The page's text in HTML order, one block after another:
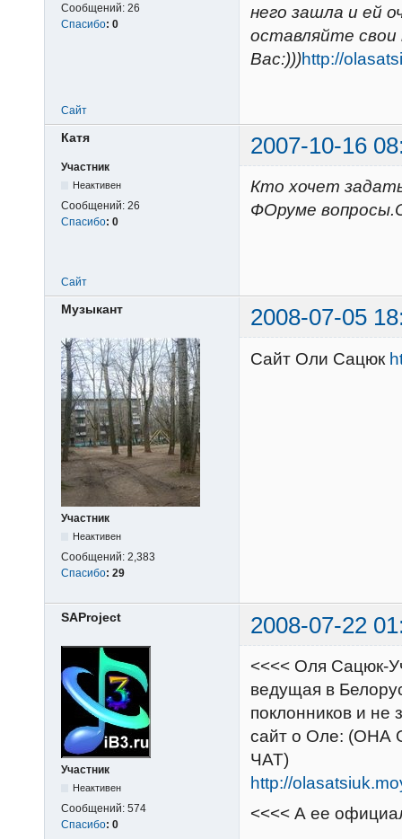
Сообщений: 26
Спасибо: 0
него зашла и ей
оставляйте
Вас:)))http://
Сайт
Катя 2007-10-16
Участник
Неактивен
Сообщений: 26
Спасибо: 0
Кто хочет
ФОруме
Сайт
Музыкант 2008-07-05
Участник
Неактивен
Сообщений: 2,383
Спасибо: 29
Сайт Оли Сацюк
SAProject 2008-07-22
Участник
Неактивен
Сообщений: 574
Спасибо: 0
<<<< Оля Сацюк-
ведущая в
поклонников и не
сайт о Оле:
ЧАТ)
http://
<<<< А ее